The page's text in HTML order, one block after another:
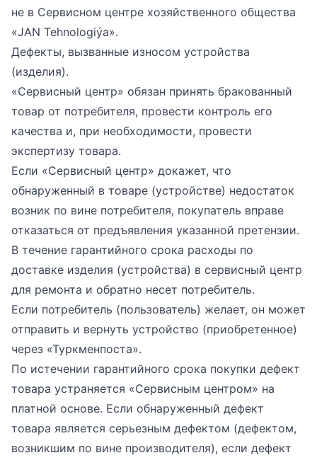
не в Сервисном центре хозяйственного общества
«JAN Tehnologiýa».
Дефекты, вызванные износом устройства
(изделия).
«Сервисный центр» обязан принять бракованный
товар от потребителя, провести контроль его
качества и, при необходимости, провести
экспертизу товара.
Если «Сервисный центр» докажет, что
обнаруженный в товаре (устройстве) недостаток
возник по вине потребителя, покупатель вправе
отказаться от предъявления указанной претензии.
В течение гарантийного срока расходы по
доставке изделия (устройства) в сервисный центр
для ремонта и обратно несет потребитель.
Если потребитель (пользователь) желает, он может
отправить и вернуть устройство (приобретенное)
через «Туркменпоста».
По истечении гарантийного срока покупки дефект
товара устраняется «Сервисным центром» на
платной основе. Если обнаруженный дефект
товара является серьезным дефектом (дефектом,
возникшим по вине производителя), если дефект